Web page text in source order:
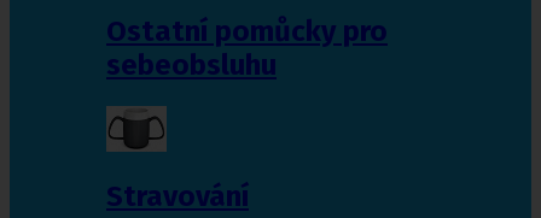
Ostatní pomůcky pro
sebeobsluhu
Stravování